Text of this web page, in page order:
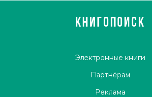
КНИГОПОИСК
Электронные книги
Партнёрам
Реклама